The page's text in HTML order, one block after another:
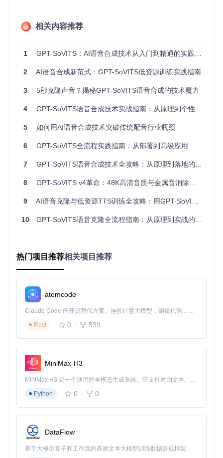
Python环境：3.8-3.10版本
硬件配置：至少8GB内存和10GB可用存储空间
注意：内存小于8GB可能导致运行卡顿或无法启动，建议升级
硬件配置后再使用。
运行项目根目录下的go-webui.bat文件
等待依赖自动安装（首次运行需5-10分钟）
：
终端导航至项目目录
执行以下命令：
音频数据准备
噪音去除：使用
音频切割：运行
3-10秒片段
质量检查标准：无明显噪音、音量在-20dB至-10dB之间、
发音清晰无断句
文本输入：在"合成文本"框中输入目标内容，支持标点符
号但避免使用特殊字符
参数配置：
语言选择：从下拉菜单中选择主要语言
结果处理：合成完成后可直接播放，满意后点击"保存"按
钮导出音频文件
相关内容推荐
1 GPT-SoVITS：AI语音合成技术从入门到精通的实践指南
2 AI语音合成新范式：GPT-SoVITS低资源训练实践指南
3 5秒克隆声音？揭秘GPT-SoVITS语音合成的技术魔力
4 GPT-SoVITS语音合成技术实战指南：从原理到个性化声音克隆
5 如何用AI语音合成技术突破传统配音行业瓶颈
6 GPT-SoVITS全流程实践指南：从部署到高级应用
7 GPT-SoVITS语音合成技术全攻略：从原理到落地的AI声音定制指南
8 GPT-SoVITS v4革命：48K高清音质与金属音消除技术全解析
9 AI语音克隆与低资源TTS训练全攻略：用GPT-SoVITS实现秒级语音合成
10 GPT-SoVITS语音克隆全流程指南：从原理到实战的进阶之路
热门项目推荐相关项目推荐
atomcode
Claude Code 的开源替代方案。连接任意大模型，编辑代码，运行命令，自动验证 — 全自动执行。用 Rust 构建，极致性能。 ｜ An open-source alternative to Claude Code. Connect any LLM, edit code, run commands, and verify changes — autonomously. Built in Rust for speed. Get Started
Rust
0 539
MiniMax-H3
MiniMax H3 是一个通用的全模态生成系统。它支持对由文本、图像、视频和音频组成的多模态上下文进行统一理解，并能生成分辨率高达 2K、时长可达 15 秒的带原生立体声音频的视频。得益于面向任务泛化的系统设计，H3 在预训练阶段就已具备广泛的多模态上下文理解与生成能力，能够出色地执行复杂的多模态指令。
Python
0 0
DataFlow
基于大模型算子和工作流的高效文本大模型训练数据合成框架